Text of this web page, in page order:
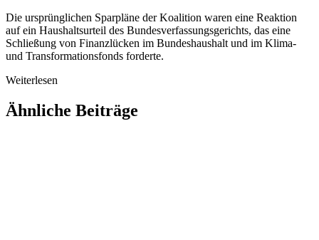
Die ursprünglichen Sparpläne der Koalition waren eine Reaktion
auf ein Haushaltsurteil des Bundesverfassungsgerichts, das eine
Schließung von Finanzlücken im Bundeshaushalt und im Klima-
und Transformationsfonds forderte.
Weiterlesen
Ähnliche Beiträge